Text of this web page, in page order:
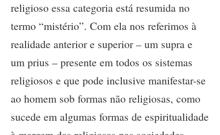
religioso essa categoria está resumida no
termo “mistério”. Com ela nos referimos à
realidade anterior e superior – um supra e
um prius – presente em todos os sistemas
religiosos e que pode inclusive manifestar-se
ao homem sob formas não religiosas, como
sucede em algumas formas de espiritualidade